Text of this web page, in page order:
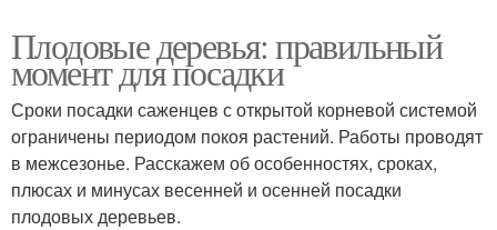
Плодовые деревья: правильный
момент для посадки
Сроки посадки саженцев с открытой корневой системой
ограничены периодом покоя растений. Работы проводят
в межсезонье. Расскажем об особенностях, сроках,
плюсах и минусах весенней и осенней посадки
плодовых деревьев.